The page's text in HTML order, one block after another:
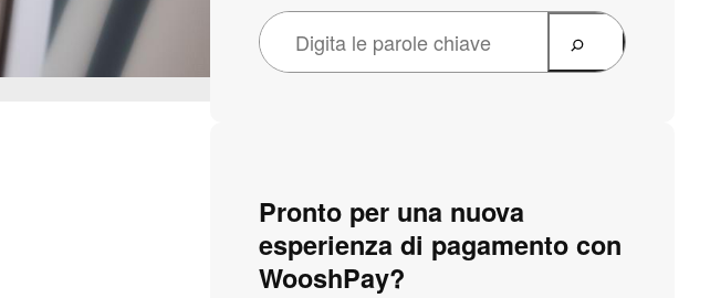
Pronto per una nuova
esperienza di pagamento con
WooshPay?